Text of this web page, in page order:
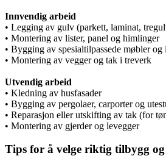
Innvendig arbeid
• Legging av gulv (parkett, laminat,
• Montering av lister, panel og himlinger
• Bygging av spesialtilpassede møbler
• Montering av vegger og tak i treverk
Utvendig arbeid
• Kledning av husfasader
• Bygging av pergolaer, carporter og
• Reparasjon eller utskifting av tak (for
• Montering av gjerder og levegger
Tips for å velge riktig tilbygg